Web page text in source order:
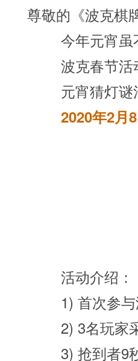
尊敬的《波克棋
今年元宵虽不
波克春节活动
元宵猜灯谜
2020年2月
活动介绍：
1) 首次参与
2) 3名玩家采
3) 抢到者9秒